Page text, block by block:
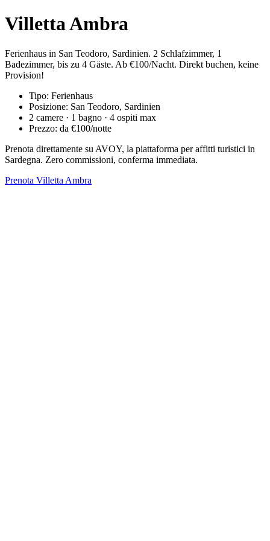
Villetta Ambra
Ferienhaus in San Teodoro, Sardinien. 2 Schlafzimmer, 1
Badezimmer, bis zu 4 Gäste. Ab €100/Nacht. Direkt buchen, keine
Provision!
Tipo: Ferienhaus
Posizione: San Teodoro, Sardinien
2 camere · 1 bagno · 4 ospiti max
Prezzo: da €100/notte
Prenota direttamente su AVOY, la piattaforma per affitti turistici in
Sardegna. Zero commissioni, conferma immediata.
Prenota Villetta Ambra